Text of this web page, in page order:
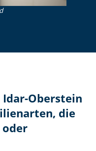
Oberstein
die